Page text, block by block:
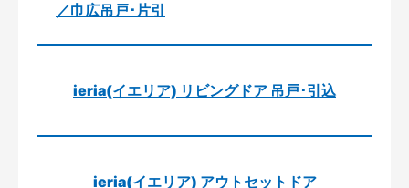
／巾広吊戸･片引
ieria(イエリア) リビングドア 吊戸･引込
ieria(イエリア) アウトセットドア